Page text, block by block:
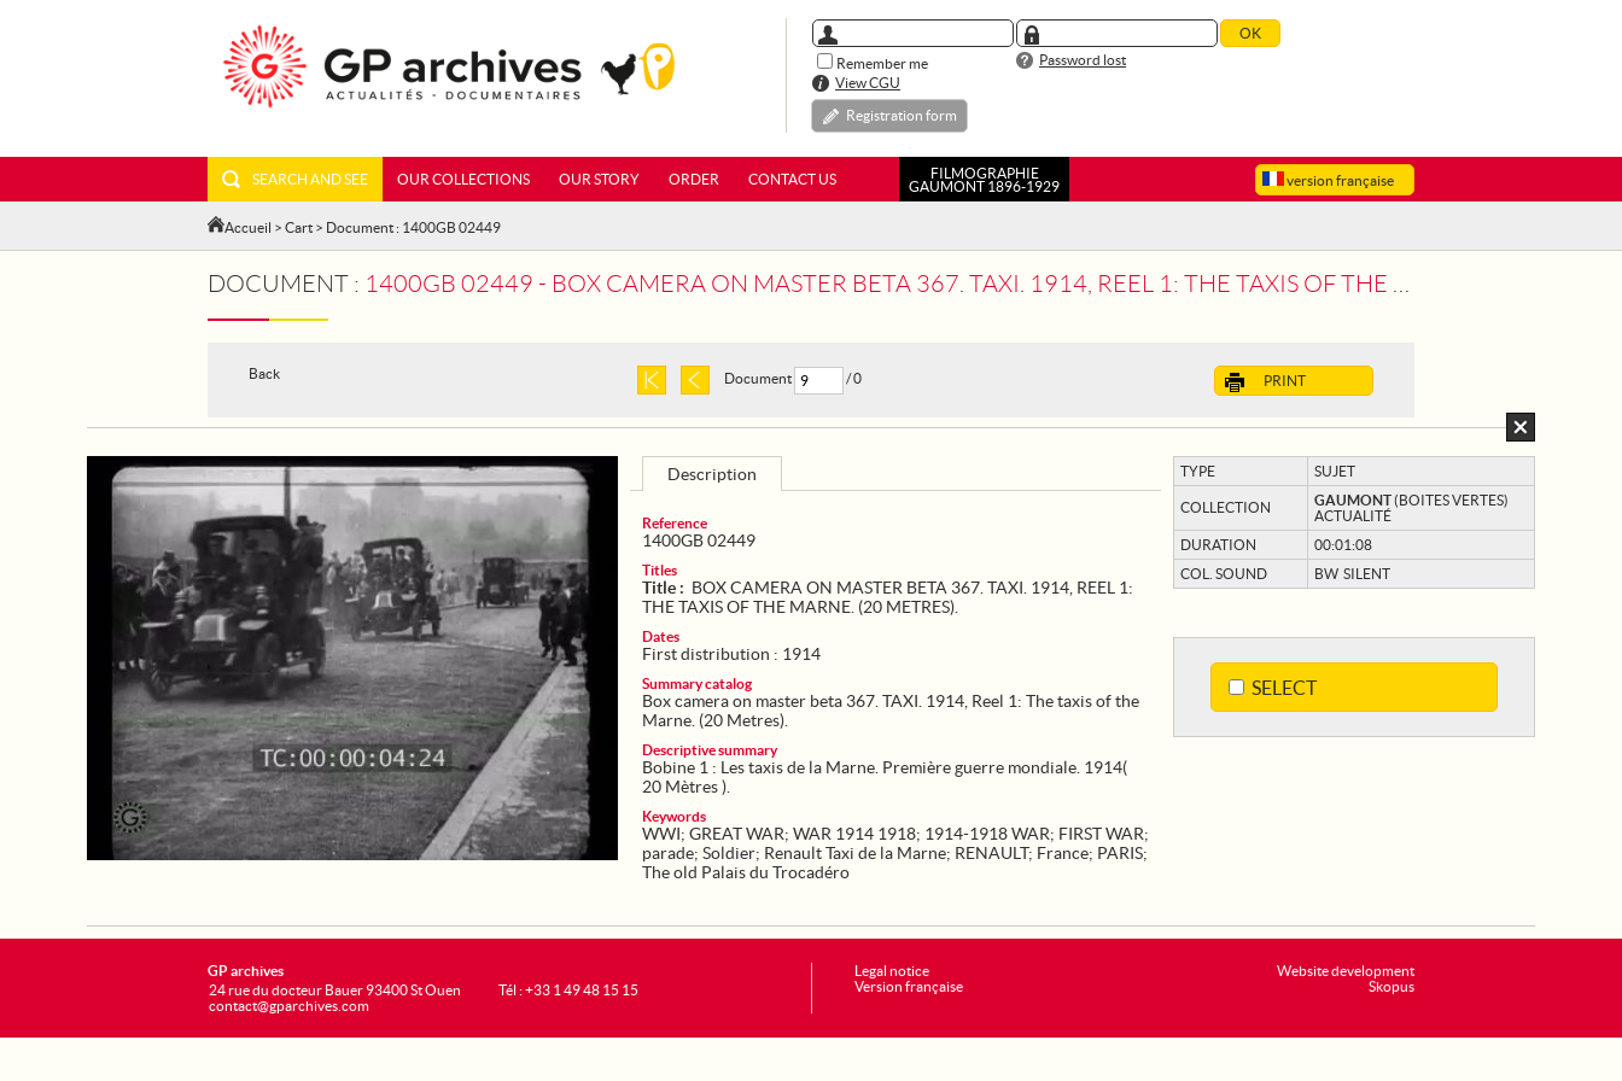
Remember me
Password lost
View CGU
Registration form
version française
SEARCH AND SEE OUR COLLECTIONS OUR STORY ORDER CONTACT US
FILMOGRAPHIE
GAUMONT 1896-1929
Accueil > Cart > Document : 1400GB 02449
DOCUMENT : 1400GB 02449 - BOX CAMERA ON MASTER BETA 367. TAXI. 1914, REEL 1: THE TAXIS OF THE MARNE. (20 METRES).
Back PRINT
Document / 0
TYPE SUJET
COLLECTION GAUMONT(BOITES VERTES)
ACTUALITÉ
DURATION
00:01:08
COL. SOUND
BW SILENT
SELECT
Description
Reference
1400GB 02449
Titles
Title : BOX CAMERA ON MASTER BETA 367. TAXI. 1914, REEL 1:
THE TAXIS OF THE MARNE. (20 METRES).
Dates
First distribution : 1914
Summary catalog
Box camera on master beta 367. TAXI. 1914, Reel 1: The taxis of the
Marne. (20 Metres).
Descriptive summary
Bobine 1 : Les taxis de la Marne. Première guerre mondiale. 1914(
20 Mètres ).
Keywords
WWI; GREAT WAR; WAR 1914 1918; 1914-1918 WAR; FIRST WAR;
parade; Soldier; Renault Taxi de la Marne; RENAULT; France; PARIS;
The old Palais du Trocadéro
Website development
Skopus
GP archives
24 rue du docteur Bauer 93400 St Ouen
contact@gparchives.com
Tél : +33 1 49 48 15 15
Legal notice
Version française